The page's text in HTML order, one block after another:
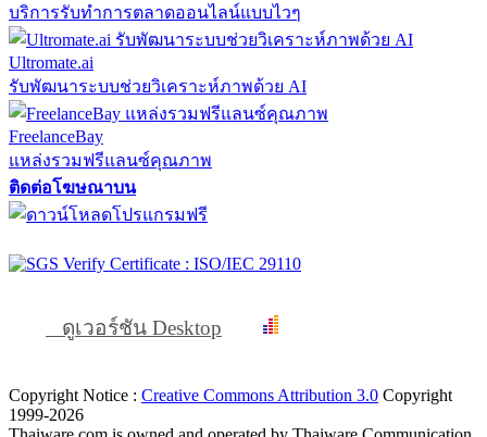
บริการรับทำการตลาดออนไลน์แบบไวๆ
Ultromate.ai
รับพัฒนาระบบช่วยวิเคราะห์ภาพด้วย AI
FreelanceBay
แหล่งรวมฟรีแลนซ์คุณภาพ
ติดต่อโฆษณาบน
ดูเวอร์ชัน Desktop
Copyright Notice : Creative Commons Attribution 3.0 Copyright
1999-2026